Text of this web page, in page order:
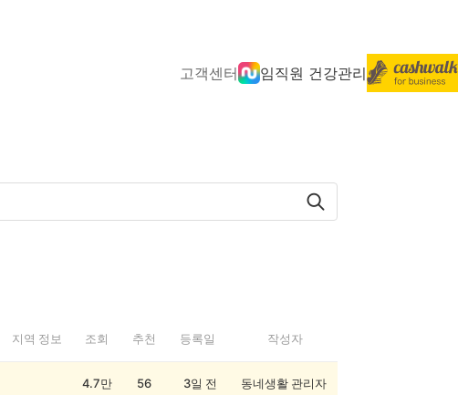
고객센터 임직원 건강관리
지역 정보 조회 추천 등록일 작성자
4.7만 56 3일 전 동네생활 관리자